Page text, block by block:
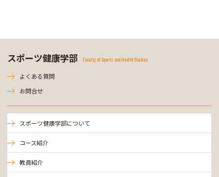
スポーツ健康学部 Faculty of Sports and Health Studies
よくある質問
お問合せ
スポーツ健康学部について
コース紹介
教員紹介